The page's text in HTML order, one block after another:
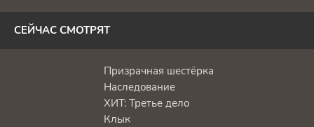
СЕЙЧАС СМОТРЯТ
Призрачная шестёрка
Наследование
ХИТ: Третье дело
Клык